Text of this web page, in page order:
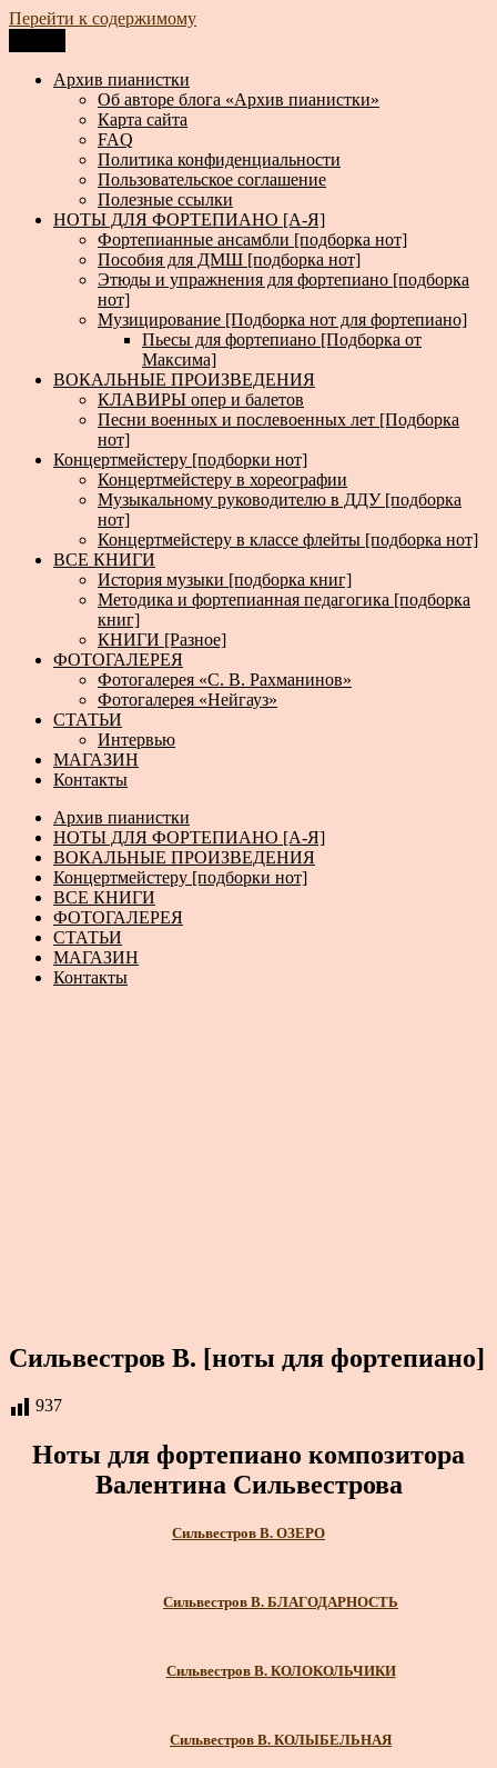
Перейти к содержимому
Архив пианистки
Всё для пианистов: ноты, книги, музыка, статьи…
Архив пианистки
Об авторе блога «Архив пианистки»
Карта сайта
FAQ
Политика конфиденциальности
Пользовательское соглашение
Полезные ссылки
НОТЫ ДЛЯ ФОРТЕПИАНО [А-Я]
Фортепианные ансамбли [подборка нот]
Пособия для ДМШ [подборка нот]
Этюды и упражнения для фортепиано [подборка
нот]
Музицирование [Подборка нот для фортепиано]
Пьесы для фортепиано [Подборка от
Максима]
ВОКАЛЬНЫЕ ПРОИЗВЕДЕНИЯ
КЛАВИРЫ опер и балетов
Песни военных и послевоенных лет [Подборка
нот]
Концертмейстеру [подборки нот]
Концертмейстеру в хореографии
Музыкальному руководителю в ДДУ [подборка
нот]
Концертмейстеру в классе флейты [подборка нот]
ВСЕ КНИГИ
История музыки [подборка книг]
Методика и фортепианная педагогика [подборка
книг]
КНИГИ [Разное]
ФОТОГАЛЕРЕЯ
Фотогалерея «С. В. Рахманинов»
Фотогалерея «Нейгауз»
СТАТЬИ
Интервью
МАГАЗИН
Контакты
Архив пианистки
НОТЫ ДЛЯ ФОРТЕПИАНО [А-Я]
ВОКАЛЬНЫЕ ПРОИЗВЕДЕНИЯ
Концертмейстеру [подборки нот]
ВСЕ КНИГИ
ФОТОГАЛЕРЕЯ
СТАТЬИ
МАГАЗИН
Контакты
Сильвестров В. [ноты для фортепиано]
937
Ноты для фортепиано композитора
Валентина Сильвестрова
Сильвестров В. ОЗЕРО
Сильвестров В. БЛАГОДАРНОСТЬ
Сильвестров В. КОЛОКОЛЬЧИКИ
Сильвестров В. КОЛЫБЕЛЬНАЯ